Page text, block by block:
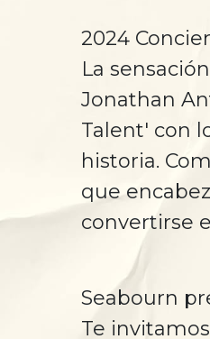
2024
La
Jonathan
Talent' con
historia.
que
convertirse
Seabourn
Te